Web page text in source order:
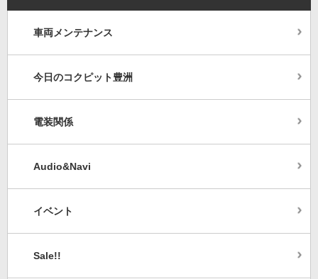
車両メンテナンス
今日のコクピット豊洲
電装関係
Audio&Navi
イベント
Sale!!